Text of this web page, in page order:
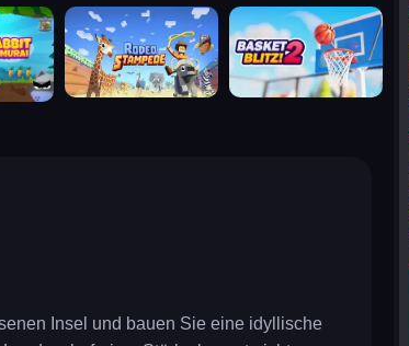
rodeo stampede basket blitz
Insel und bauen Sie eine idyllische